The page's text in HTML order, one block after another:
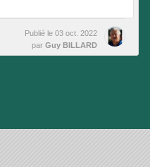
Publié le 03 oct. 2022
par Guy BILLARD